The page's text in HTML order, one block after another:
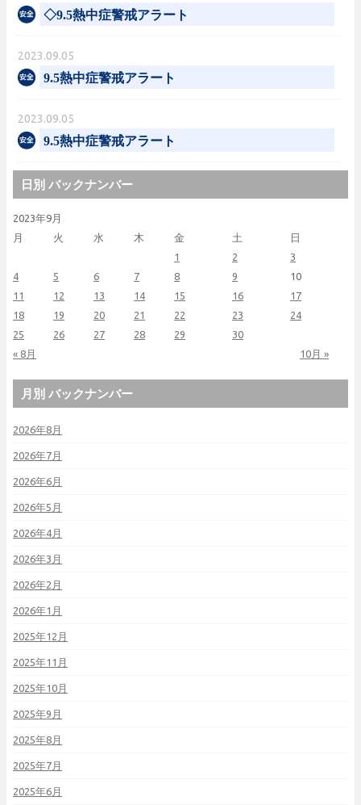
◇9.5熱中症警戒アラート
2023.09.05
9.5熱中症警戒アラート
2023.09.05
9.5熱中症警戒アラート
日別 バックナンバー
2023年9月
月
火 水 木 金 土 日
« 8月 10月 »
1 2
3
4
5 6 7 8 9
10
11
12 13 14 15 16
17
18
19 20 21 22 23
24
25
26 27 28 29 30
月別 バックナンバー
2026年8月
2026年7月
2026年6月
2026年5月
2026年4月
2026年3月
2026年2月
2026年1月
2025年12月
2025年11月
2025年10月
2025年9月
2025年8月
2025年7月
2025年6月